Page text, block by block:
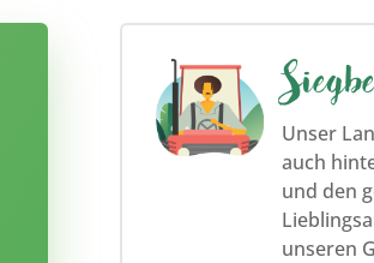
Unser
auch
und den
unseren